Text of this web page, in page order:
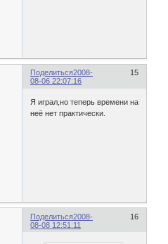
Поделиться 15
2008-
08-06 22:07:16
Я играл,но теперь времени на
неё нет практически.
Поделиться 16
2008-
08-08 12:51:11